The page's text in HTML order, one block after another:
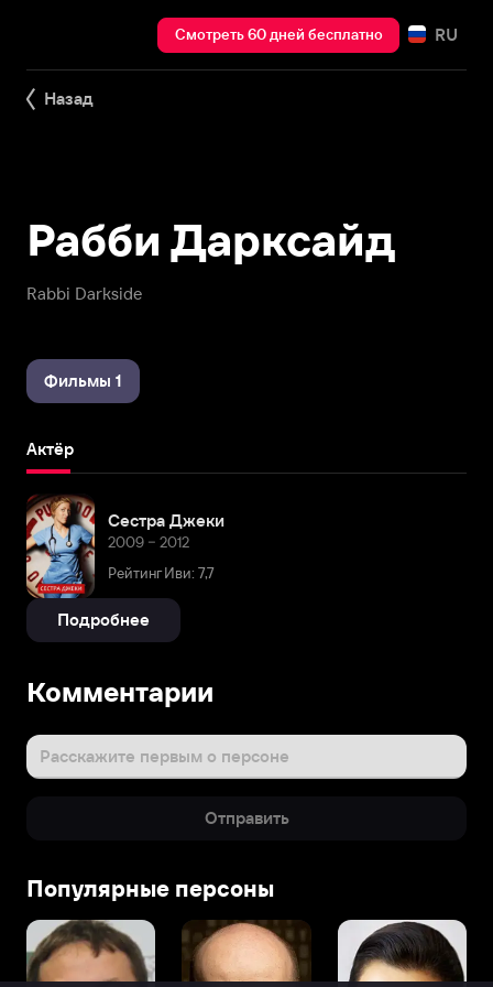
Смотреть 60 дней бесплатно RU
Назад
Rabbi Darkside
Рабби Дарксайд
Фильмы 1
Актёр
Сестра Джеки
2009 – 2012
Рейтинг Иви: 7,7
Подробнее
Комментарии
Расскажите первым о персоне
Отправить
Популярные персоны